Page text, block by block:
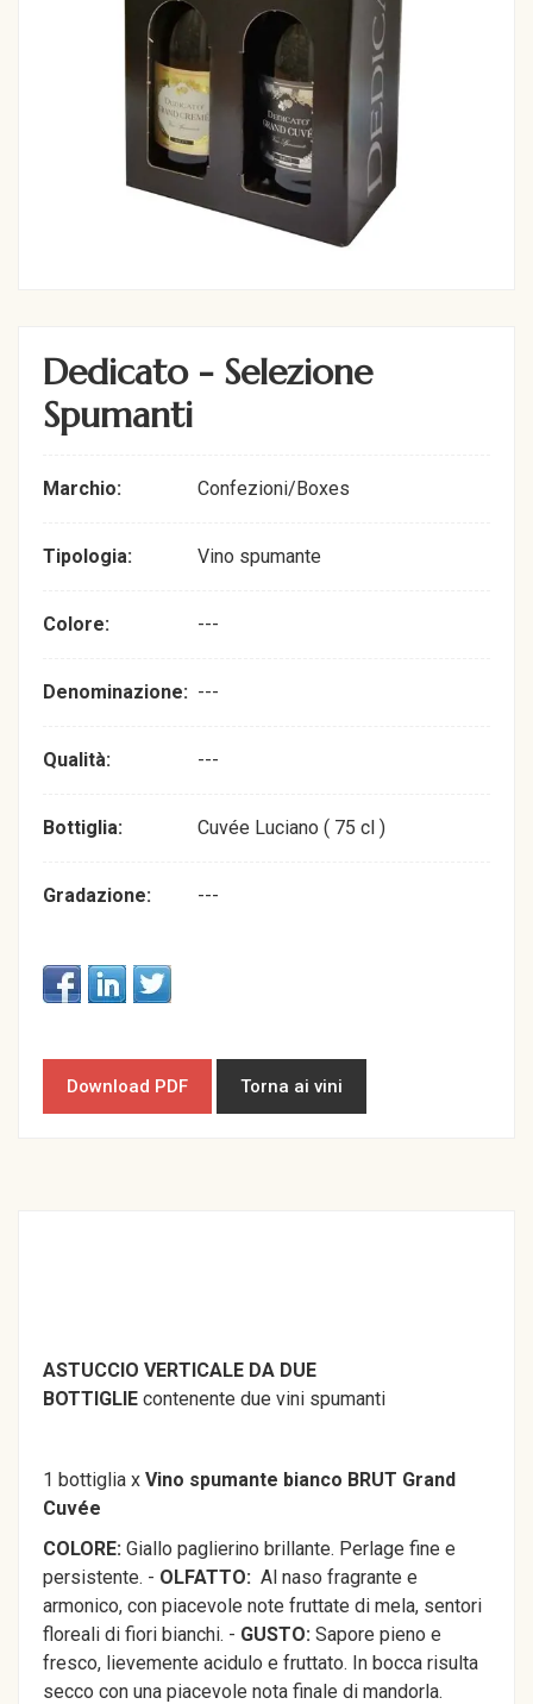
Dedicato - Selezione
Spumanti
Marchio: Confezioni/Boxes
Tipologia: Vino spumante
Colore: ---
Denominazione: ---
Qualità: ---
Bottiglia: Cuvée Luciano ( 75 cl )
Gradazione: ---
Download PDF Torna ai vini
ASTUCCIO VERTICALE DA DUE
BOTTIGLIE contenente due vini spumanti
1 bottiglia x Vino spumante bianco BRUT Grand
Cuvée
COLORE: Giallo paglierino brillante. Perlage fine e
persistente. - OLFATTO: Al naso fragrante e
armonico, con piacevole note fruttate di mela, sentori
floreali di fiori bianchi. - GUSTO: Sapore pieno e
fresco, lievemente acidulo e fruttato. In bocca risulta
secco con una piacevole nota finale di mandorla.